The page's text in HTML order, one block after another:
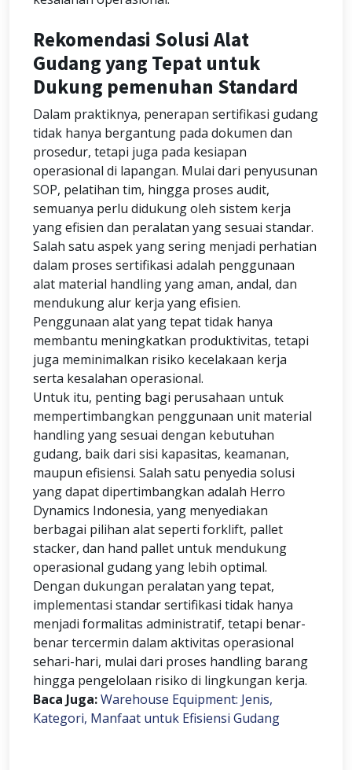
Rekomendasi Solusi Alat
Gudang yang Tepat untuk
Dukung pemenuhan Standard
Dalam praktiknya, penerapan sertifikasi gudang
tidak hanya bergantung pada dokumen dan
prosedur, tetapi juga pada kesiapan
operasional di lapangan. Mulai dari penyusunan
SOP, pelatihan tim, hingga proses audit,
semuanya perlu didukung oleh sistem kerja
yang efisien dan peralatan yang sesuai standar.
Salah satu aspek yang sering menjadi perhatian
dalam proses sertifikasi adalah penggunaan
alat material handling yang aman, andal, dan
mendukung alur kerja yang efisien.
Penggunaan alat yang tepat tidak hanya
membantu meningkatkan produktivitas, tetapi
juga meminimalkan risiko kecelakaan kerja
serta kesalahan operasional.
Untuk itu, penting bagi perusahaan untuk
mempertimbangkan penggunaan unit material
handling yang sesuai dengan kebutuhan
gudang, baik dari sisi kapasitas, keamanan,
maupun efisiensi. Salah satu penyedia solusi
yang dapat dipertimbangkan adalah Herro
Dynamics Indonesia, yang menyediakan
berbagai pilihan alat seperti forklift, pallet
stacker, dan hand pallet untuk mendukung
operasional gudang yang lebih optimal.
Dengan dukungan peralatan yang tepat,
implementasi standar sertifikasi tidak hanya
menjadi formalitas administratif, tetapi benar-
benar tercermin dalam aktivitas operasional
sehari-hari, mulai dari proses handling barang
hingga pengelolaan risiko di lingkungan kerja.
Baca Juga:Warehouse Equipment: Jenis,
Kategori, Manfaat untuk Efisiensi Gudang